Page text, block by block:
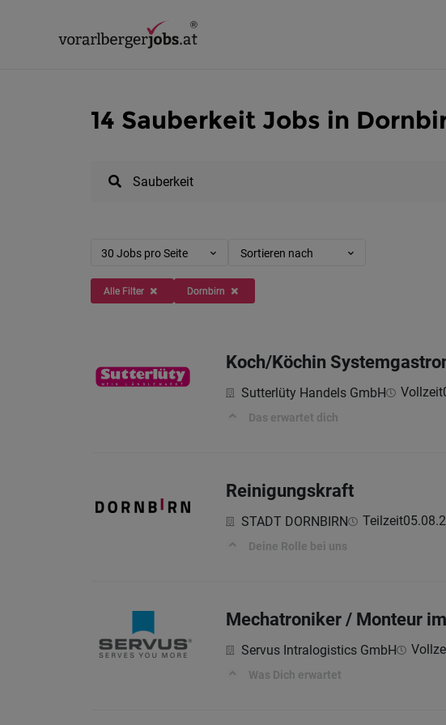
14 Sauberkeit Jobs in
30 Jobs pro Seite Sortieren nach
Alle Filter Dornbirn
Koch/Köchin
Sutterlüty Handels GmbH Vollzeit
Das erwartet dich
Reinigungskraft
STADT DORNBIRN Teilzeit
Deine Rolle bei uns
Mechatroniker / Monteur
Servus Intralogistics GmbH
Was Dich erwartet